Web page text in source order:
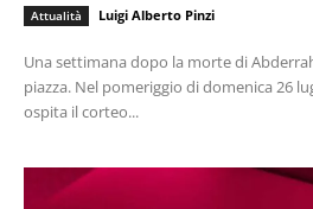
Attualità Luigi Alberto Pinzi
Una settimana dopo la morte di
piazza. Nel pomeriggio di domenica 26
ospita il corteo...